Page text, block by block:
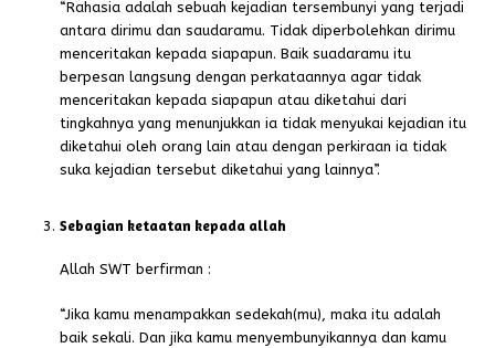
“Rahasia adalah sebuah kejadian tersembunyi yang terjadi
antara dirimu dan saudaramu. Tidak diperbolehkan dirimu
menceritakan kepada siapapun. Baik suadaramu itu
berpesan langsung dengan perkataannya agar tidak
menceritakan kepada siapapun atau diketahui dari
tingkahnya yang menunjukkan ia tidak menyukai kejadian itu
diketahui oleh orang lain atau dengan perkiraan ia tidak
suka kejadian tersebut diketahui yang lainnya”.
Sebagian ketaatan kepada allah
Allah SWT berfirman :
“Jika kamu menampakkan sedekah(mu), maka itu adalah
baik sekali. Dan jika kamu menyembunyikannya dan kamu